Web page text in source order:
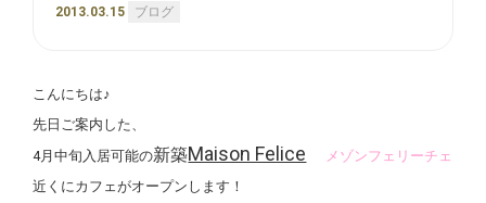
2013.03.15 ブログ
こんにちは♪
先日ご案内した、
4月中旬入居可能の新築Maison Felice
メゾンフェリーチェ
近くにカフェがオープンします！